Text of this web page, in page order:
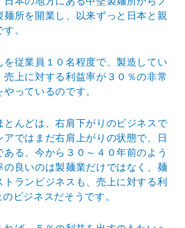
麺所を開業し、以来ずっと日本と親
。
を従業員１０名程度で、製造してい
売上に対する利益率が３０％の非常
っているのです。
とんどは、右肩下がりのビジネスで
ではまだ右肩上がりの状態で、日
る、今から３０～４０年前のよう
の良いのは製麺業だけではなく、麺
トランビジネスも、売上に対する利
ビジネスだそうです。